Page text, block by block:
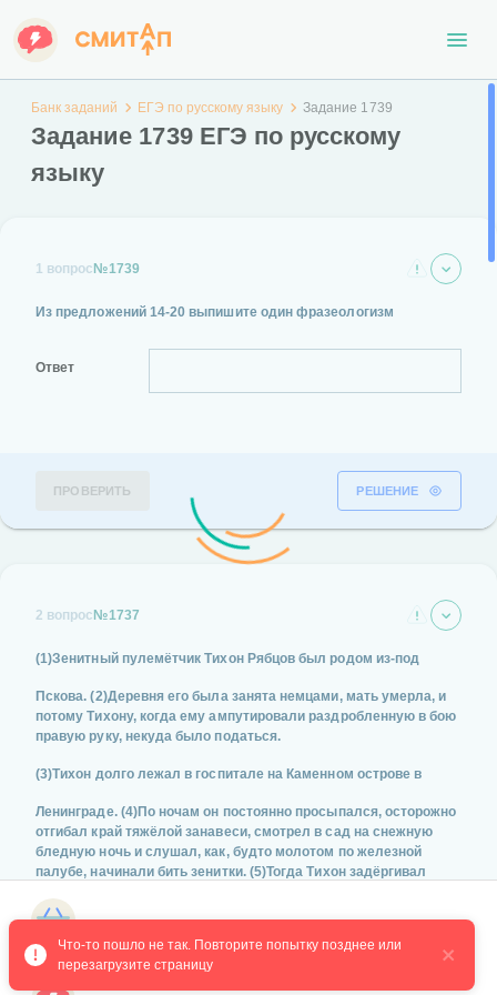
Банк заданий ЕГЭ по русскому языку Задание 1739
Задание 1739 ЕГЭ по русскому
языку
1 вопрос №1739
Из предложений 14-20 выпишите один фразеологизм
Ответ
ПРОВЕРИТЬ РЕШЕНИЕ
2 вопрос №1737
(1)Зенитный пулемётчик Тихон Рябцов был родом из-под
Пскова. (2)Деревня его была занята немцами, мать умерла, и
потому Тихону, когда ему ампутировали раздробленную в бою
правую руку, некуда было податься.
(3)Тихон долго лежал в госпитале на Каменном острове в
Ленинграде. (4)По ночам он постоянно просыпался, осторожно
отгибал край тяжёлой занавеси, смотрел в сад на снежную
бледную ночь и слушал, как, будто молотом по железной
палубе, начинали бить зенитки. (5)Тогда Тихон задёргивал
(6)Рана долго не заживала. (7)Тихона увезли в Вологду, из
Вологды переправили в город Бийск, в самую глухую Сибирь.
Что-то пошло не так. Повторите попытку позднее или
перезагрузите страницу